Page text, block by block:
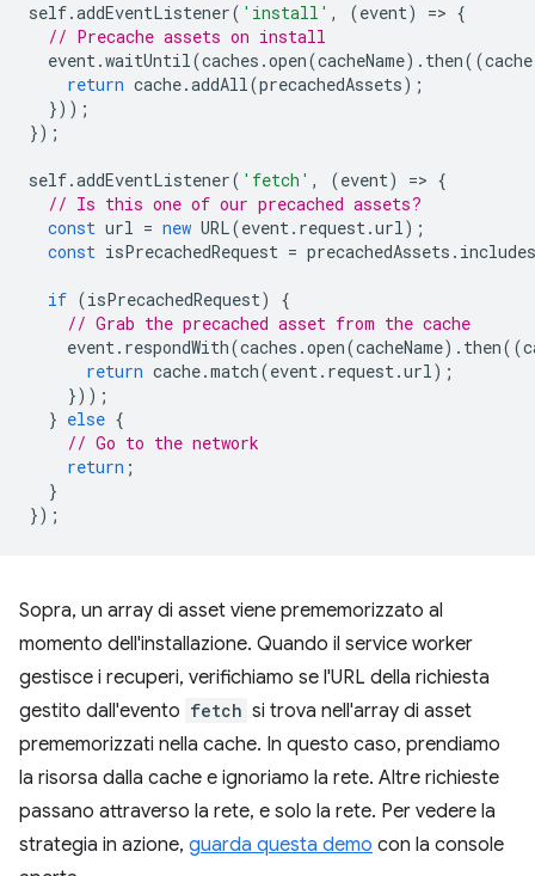
self.addEventListener( 'install' , (event) => {
// Precache assets on install
event.waitUntil(caches .open(cacheName). then((cache
return cache.addAll(precachedAssets);
}));
});
self.addEventListener( 'fetch' , (event) => {
// Is this one of our precached assets?
const url = new URL(event. request.url);
const isPrecachedRequest = precachedAssets . includes
if (isPrecachedRequest)
{
// Grab the precached asset from the cache
event. respondWith(caches .open(cacheName). then((
return cache.match(event. request.url);
}));
} else {
// Go to the network
return ;
}
});
Sopra, un array di asset viene prememorizzato al
momento dell'installazione. Quando il service worker
gestisce i recuperi, verifichiamo se l'URL della richiesta
gestito dall'evento fetch si trova nell'array di asset
prememorizzati nella cache. In questo caso, prendiamo
la risorsa dalla cache e ignoriamo la rete. Altre richieste
passano attraverso la rete, e solo la rete. Per vedere la
strategia in azione, guarda questa demo con la console